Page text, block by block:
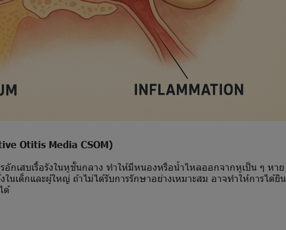
Otitis Media CSOM)
เสบเรื้อรังในหูชั้นกลาง ทำให้มีหนองหรือน้ำไหลออกจากหูเป็น ๆ หาย
นเด็กและผู้ใหญ่ ถ้าไม่ได้รับการรักษาอย่างเหมาะสม อาจทำให้การได้ยิน
ด้